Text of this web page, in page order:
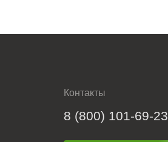
Контакты
8 (800) 101-69-23